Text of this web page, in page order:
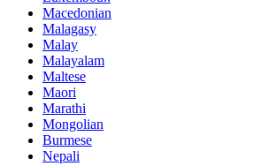
Macedonian
Malagasy
Malay
Malayalam
Maltese
Maori
Marathi
Mongolian
Burmese
Nepali